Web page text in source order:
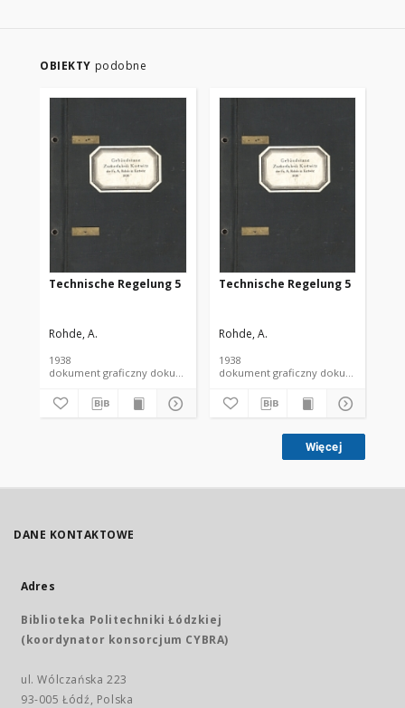
OBIEKTY podobne
Technische Regelung 5
Rohde, A.
1938
dokument graficzny dokument piśmienniczy
Technische Regelung 5
Rohde, A.
1938
dokument graficzny dokument
Więcej
DANE KONTAKTOWE
Adres
Biblioteka Politechniki Łódzkiej
(koordynator konsorcjum CYBRA)
ul. Wólczańska 223
93-005 Łódź, Polska